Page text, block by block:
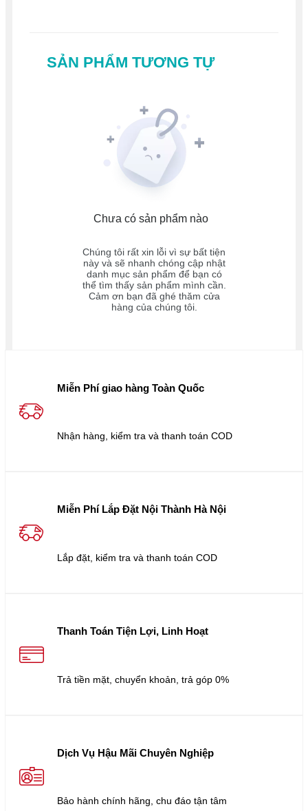
SẢN PHẨM TƯƠNG TỰ
Chưa có sản phẩm nào
Chúng tôi rất xin lỗi vì sự bất tiện
này và sẽ nhanh chóng cập nhật
danh mục sản phẩm để bạn có
thể tìm thấy sản phẩm mình cần.
Cảm ơn bạn đã ghé thăm cửa
hàng của chúng tôi.
Miễn Phí giao hàng Toàn Quốc
Nhận hàng, kiểm tra và thanh toán COD
Miễn Phí Lắp Đặt Nội Thành Hà Nội
Lắp đặt, kiểm tra và thanh toán COD
Thanh Toán Tiện Lợi, Linh Hoạt
Trả tiền mặt, chuyển khoản, trả góp 0%
Dịch Vụ Hậu Mãi Chuyên Nghiệp
Bảo hành chính hãng, chu đáo tận tâm